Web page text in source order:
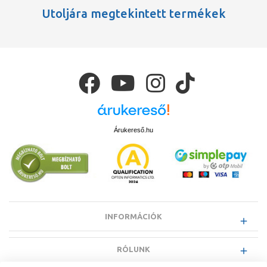
FLAMCOUtoljára megtekintett termékek
Árukereső.hu
INFORMÁCIÓK
RÓLUNK